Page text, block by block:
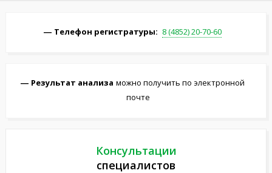
Телефон регистратуры: 8 (4852) 20-70-60
Результат анализа можно получить по электронной
почте
Консультации
специалистов